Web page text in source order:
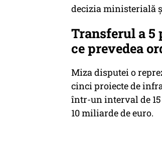
decizia ministerială
Transferul a 5
ce prevedea
Miza disputei o
cinci proiecte de
într-un interval de
10 miliarde de euro.